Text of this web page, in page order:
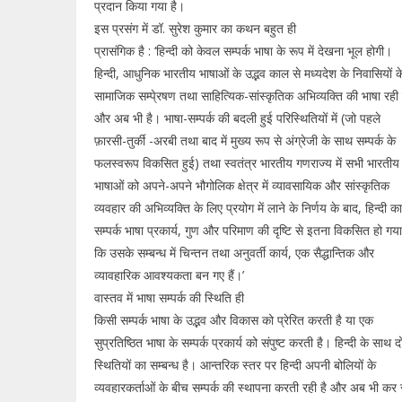
प्रदान किया गया है।
इस प्रसंग में डॉ. सुरेश कुमार का कथन बहुत ही
प्रासंगिक है : ‘हिन्दी को केवल सम्पर्क भाषा के रूप में देखना भूल होगी।
हिन्दी, आधुनिक भारतीय भाषाओं के उद्भव काल से मध्यदेश के निवासियों
सामाजिक सम्पे्रषण तथा साहित्यिक-सांस्कृतिक अभिव्यक्ति की भाषा रही
और अब भी है। भाषा-सम्पर्क की बदली हुई परिस्थितियों में (जो पहले
फ़ारसी-तुर्की -अरबी तथा बाद में मुख्य रूप से अंग्रेजी के साथ सम्पर्क के
फलस्वरूप विकसित हुई) तथा स्वतंत्र भारतीय गणराज्य में सभी भारतीय
भाषाओं को अपने-अपने भौगोलिक क्षेत्र में व्यावसायिक और सांस्कृतिक
व्यवहार की अभिव्यक्ति के लिए प्रयोग में लाने के निर्णय के बाद, हिन्दी का
सम्पर्क भाषा प्रकार्य, गुण और परिमाण की दृष्टि से इतना विकसित हो
कि उसके सम्बन्ध में चिन्तन तथा अनुवर्ती कार्य, एक सैद्धान्तिक और
व्यावहारिक आवश्यकता बन गए हैं।’
वास्तव में भाषा सम्पर्क की स्थिति ही
किसी सम्पर्क भाषा के उद्भव और विकास को प्रेरित करती है या एक
सुप्रतिष्ठित भाषा के सम्पर्क प्रकार्य को संपुष्ट करती है। हिन्दी के साथ
स्थितियों का सम्बन्ध है। आन्तरिक स्तर पर हिन्दी अपनी बोलियों के
व्यवहारकर्ताओं के बीच सम्पर्क की स्थापना करती रही है और अब भी कर